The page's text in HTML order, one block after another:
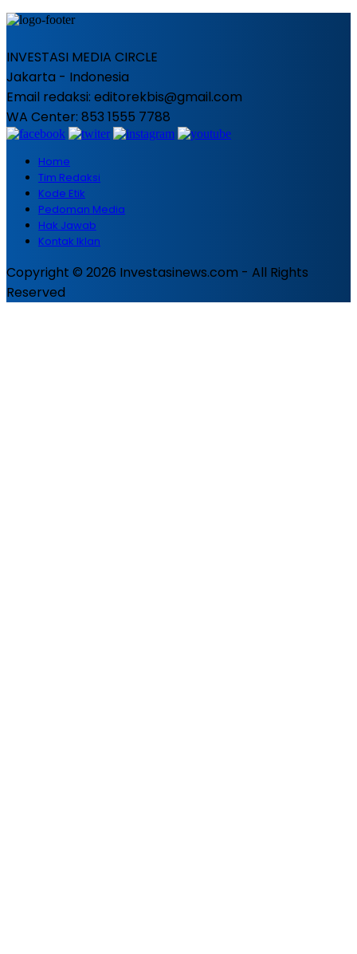
INVESTASI MEDIA CIRCLE
Jakarta - Indonesia
Email redaksi: editorekbis@gmail.com
WA Center: 853 1555 7788
Home
Tim Redaksi
Kode Etik
Pedoman Media
Hak Jawab
Kontak Iklan
Copyright © 2026 Investasinews.com - All Rights
Reserved